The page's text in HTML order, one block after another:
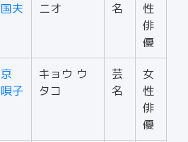
国夫
ニオ
名
性
俳
優
京
唄子
キョウ ウ
タコ
芸
名
女
性
俳
優